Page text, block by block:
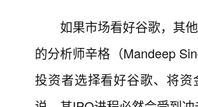
如果市场看好谷歌，其
的分析师辛格（Mandeep
投资者选择看好谷歌、将